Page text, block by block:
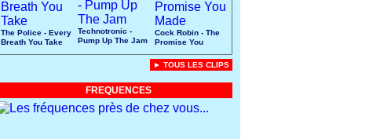
The Police - Every
Breath You Take
Technotronic -
Pump Up The Jam
Cock Robin - The
Promise You
► TOUS LES CLIPS
FREQUENCES